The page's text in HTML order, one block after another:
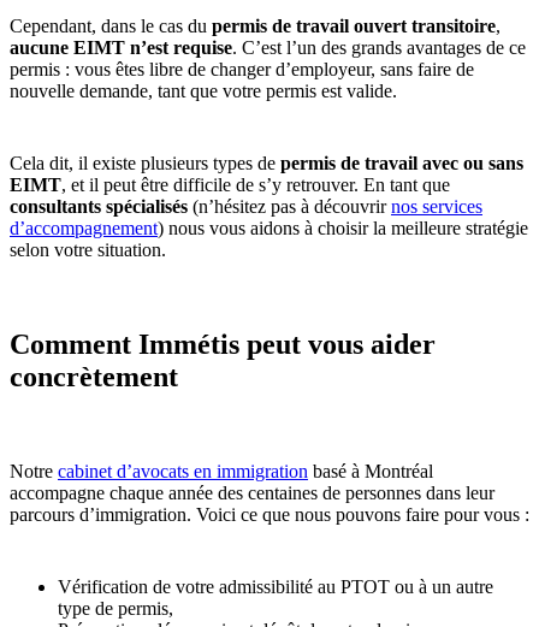
Cependant, dans le cas du permis de travail ouvert transitoire,
aucune EIMT n’est requise. C’est l’un des grands avantages de ce
permis : vous êtes libre de changer d’employeur, sans faire de
nouvelle demande, tant que votre permis est valide.
Cela dit, il existe plusieurs types de permis de travail avec ou sans
EIMT, et il peut être difficile de s’y retrouver. En tant que
consultants spécialisés (n’hésitez pas à découvrirnos services
d’accompagnement) nous vous aidons à choisir la meilleure stratégie
selon votre situation.
Comment Immétis peut vous aider
concrètement
Notre cabinet d’avocats en immigration basé à Montréal
accompagne chaque année des centaines de personnes dans leur
parcours d’immigration. Voici ce que nous pouvons faire pour vous :
Vérification de votre admissibilité au PTOT ou à un autre
type de permis,